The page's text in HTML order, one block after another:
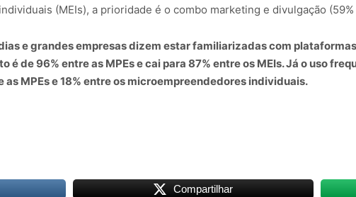
(MEIs), a prioridade é o combo marketing e divulgação
e grandes empresas dizem estar familiarizadas com
é de 96% entre as MPEs e cai para 87% entre os MEIs. Já o uso
as MPEs e 18% entre os microempreendedores individuais.
Compartilhar